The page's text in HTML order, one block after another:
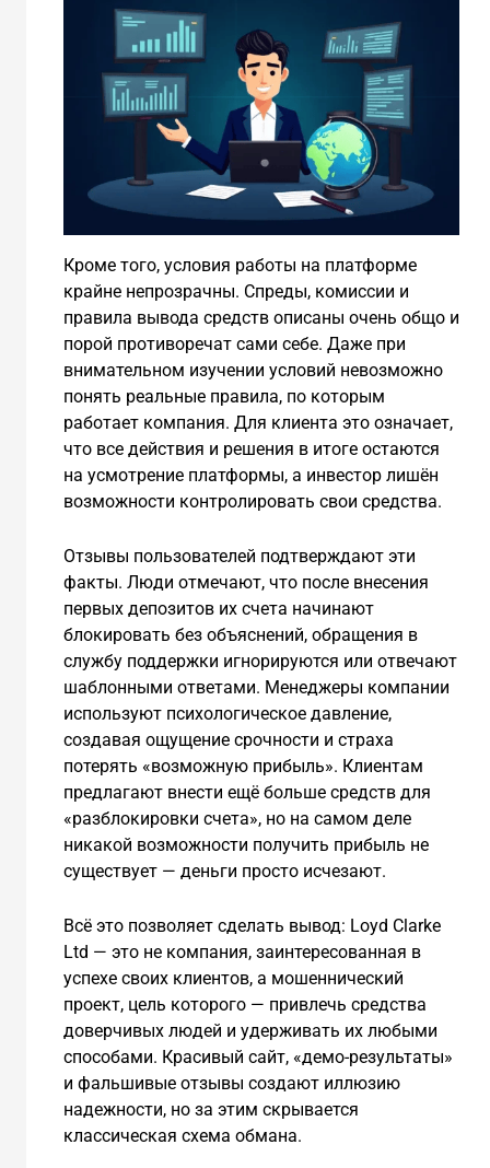
Кроме того, условия работы на платформе
крайне непрозрачны. Спреды, комиссии и
правила вывода средств описаны очень общо и
порой противоречат сами себе. Даже при
внимательном изучении условий невозможно
понять реальные правила, по которым
работает компания. Для клиента это означает,
что все действия и решения в итоге остаются
на усмотрение платформы, а инвестор лишён
возможности контролировать свои средства.
Отзывы пользователей подтверждают эти
факты. Люди отмечают, что после внесения
первых депозитов их счета начинают
блокировать без объяснений, обращения в
службу поддержки игнорируются или отвечают
шаблонными ответами. Менеджеры компании
используют психологическое давление,
создавая ощущение срочности и страха
потерять «возможную прибыль». Клиентам
предлагают внести ещё больше средств для
«разблокировки счета», но на самом деле
никакой возможности получить прибыль не
существует — деньги просто исчезают.
Всё это позволяет сделать вывод: Loyd Clarke
Ltd — это не компания, заинтересованная в
успехе своих клиентов, а мошеннический
проект, цель которого — привлечь средства
доверчивых людей и удерживать их любыми
способами. Красивый сайт, «демо-результаты»
и фальшивые отзывы создают иллюзию
надежности, но за этим скрывается
классическая схема обмана.